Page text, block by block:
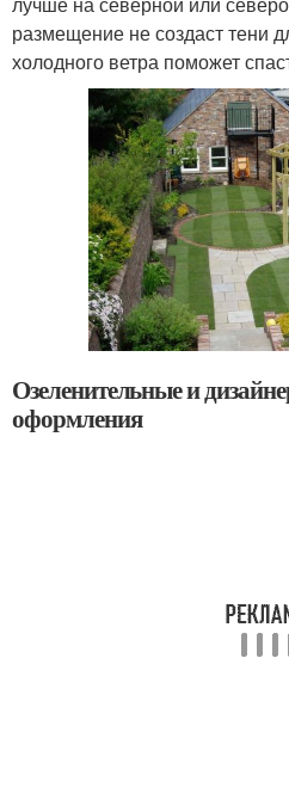
размещение не создаст тени
холодного ветра поможет
Озеленительные и
оформления